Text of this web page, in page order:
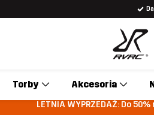
Torby Akcesoria
LETNIA WYPRZEDAŻ: Do